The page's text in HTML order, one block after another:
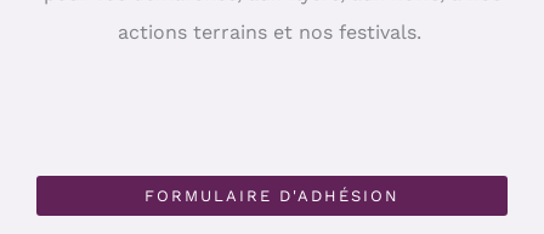
actions terrains et nos festivals.
FORMULAIRE D'ADHÉSION